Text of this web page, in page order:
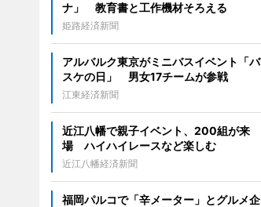
ナ」 教育書と工作機材そろえる
姫路経済新聞
アルバルク東京がミニバスイベント「バ
スケの日」 男女17チームが参戦
江東経済新聞
近江八幡で親子イベント、200組が来
場 ハイハイレースなど楽しむ
近江八幡経済新聞
福岡パルコで「辛メーター」とグルメ企